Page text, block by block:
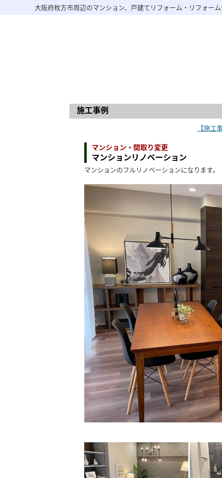
大阪府枚方市周辺のマンション、戸建てリフォーム・リフォー
施工事例
【施工
マンション・間取り変更
マンションリノベーション
マンションのフルリノベーションになります。